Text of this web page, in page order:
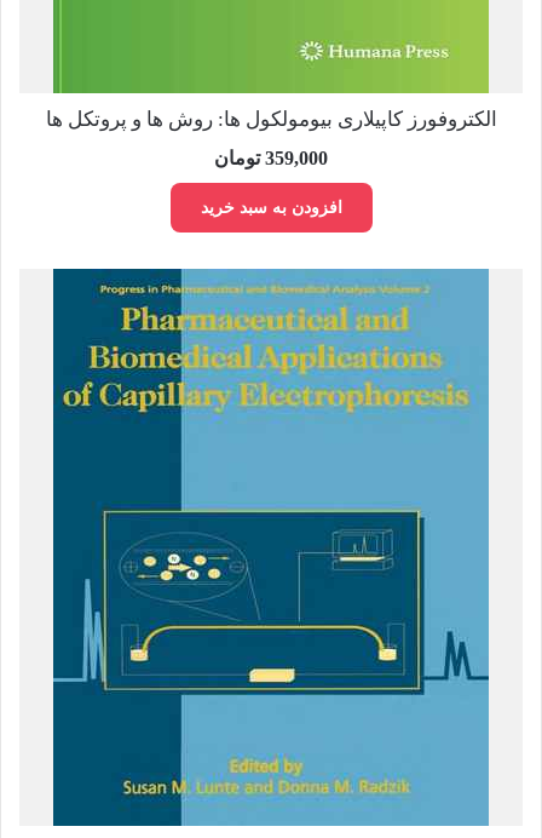
الکتروفورز کاپیلاری بیومولکول ها: روش ها و پروتکل ها
359,000 تومان
افزودن به سبد خرید